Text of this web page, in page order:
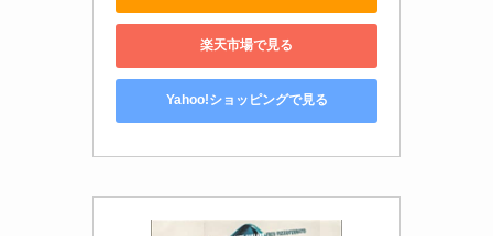
楽天市場で見る
Yahoo!ショッピングで見る